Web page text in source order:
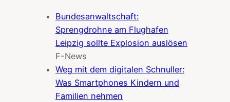
Bundesanwaltschaft:
Sprengdrohne am Flughafen
Leipzig sollte Explosion auslösen
F-News
Weg mit dem digitalen Schnuller:
Was Smartphones Kindern und
Familien nehmen